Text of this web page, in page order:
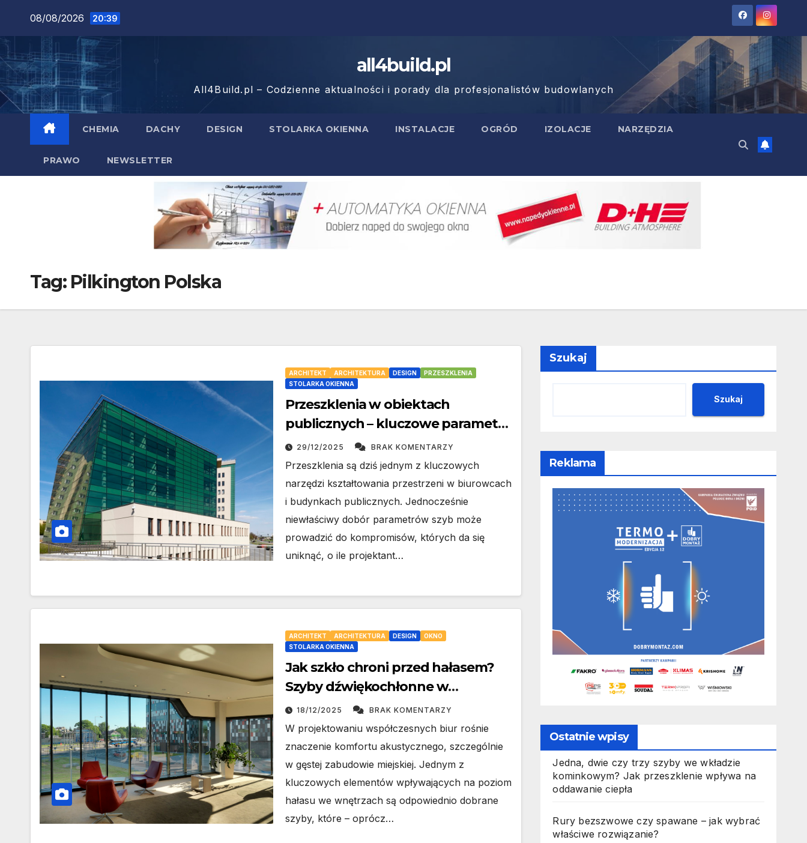
content
08/08/2026 20:39
all4build.pl
All4Build.pl – Codzienne aktualności i porady dla profesjonalistów budowlanych
CHEMIA DACHY DESIGN STOLARKA OKIENNA INSTALACJE OGRÓD IZOLACJE NARZĘDZIA
PRAWO NEWSLETTER
Tag: Pilkington Polska
ARCHITEKT ARCHITEKTURA DESIGN
PRZESZKLENIA
STOLARKA OKIENNA
Przeszklenia w obiektach
publicznych – kluczowe parametry
i najczęstsze pułapki projektowe
29/12/2025 BRAK KOMENTARZY
Przeszklenia są dziś jednym z kluczowych
narzędzi kształtowania przestrzeni w biurowcach
i budynkach publicznych. Jednocześnie
niewłaściwy dobór parametrów szyb może
prowadzić do kompromisów, których da się
uniknąć, o ile projektant…
ARCHITEKT ARCHITEKTURA DESIGN
OKNO
STOLARKA OKIENNA
Jak szkło chroni przed hałasem?
Szyby dźwiękochłonne w
projektowaniu współczesnych
biur
18/12/2025 BRAK KOMENTARZY
W projektowaniu współczesnych biur rośnie
znaczenie komfortu akustycznego, szczególnie
w gęstej zabudowie miejskiej. Jednym z
kluczowych elementów wpływających na poziom
hałasu we wnętrzach są odpowiednio dobrane
szyby, które – oprócz…
Szukaj
Szukaj
Reklama
Ostatnie wpisy
Jedna, dwie czy trzy szyby we wkładzie
kominkowym? Jak przeszklenie wpływa na
oddawanie ciepła
Rury bezszwowe czy spawane – jak wybrać
właściwe rozwiązanie?